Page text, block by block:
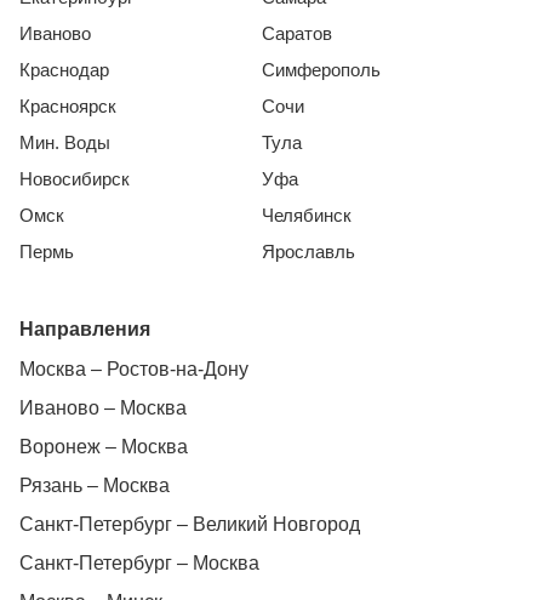
Иваново
Краснодар
Красноярск
Мин. Воды
Новосибирск
Омск
Пермь
Саратов
Симферополь
Сочи
Тула
Уфа
Челябинск
Ярославль
Направления
Москва – Ростов-на-Дону
Иваново – Москва
Воронеж – Москва
Рязань – Москва
Санкт-Петербург – Великий Новгород
Санкт-Петербург – Москва